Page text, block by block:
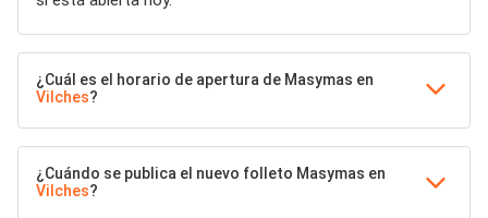
¿Cuál es el horario de apertura de Masymas en
Vilches?
¿Cuándo se publica el nuevo folleto Masymas en
Vilches?